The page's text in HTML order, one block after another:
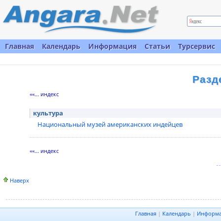
Главная Календарь Информация Статьи Турсервис
««... индекс
культура
Национальный музей американских индейцев
««... индекс
Наверх
Главная | Календарь |